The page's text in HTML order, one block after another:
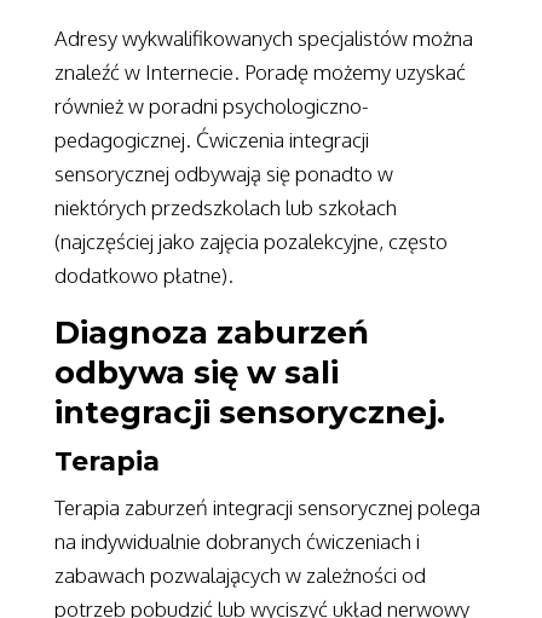
Adresy wykwalifikowanych specjalistów można
znaleźć w Internecie. Poradę możemy uzyskać
również w poradni psychologiczno-
pedagogicznej. Ćwiczenia integracji
sensorycznej odbywają się ponadto w
niektórych przedszkolach lub szkołach
(najczęściej jako zajęcia pozalekcyjne, często
dodatkowo płatne).
Diagnoza zaburzeń
odbywa się w sali
integracji sensorycznej.
Terapia
Terapia zaburzeń integracji sensorycznej polega
na indywidualnie dobranych ćwiczeniach i
zabawach pozwalających w zależności od
potrzeb pobudzić lub wyciszyć układ nerwowy